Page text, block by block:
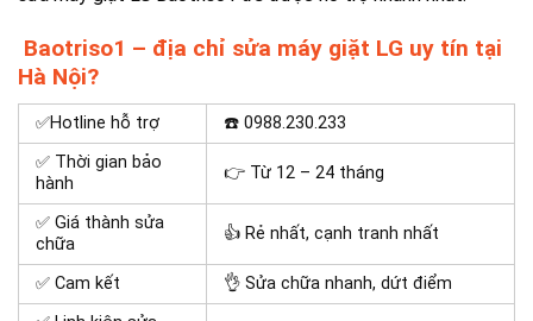
Baotriso1 – địa chỉ sửa máy giặt LG uy tín tại
Hà Nội?
✅Hotline hỗ trợ ☎️0988.230.233
✅ Thời gian bảo
hành
👉 Từ 12 – 24 tháng
✅ Giá thành sửa
chữa
👍 Rẻ nhất, cạnh tranh nhất
✅ Cam kết
👌 Sửa chữa nhanh, dứt điểm